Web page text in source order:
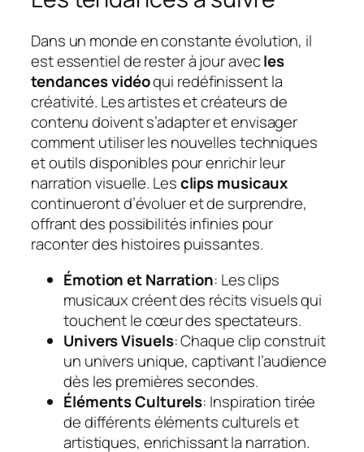
Dans un monde en constante évolution, il
est essentiel de rester à jour avecles
tendances vidéoqui redéfinissent la
créativité. Les artistes et créateurs de
contenu doivent s’adapter et envisager
comment utiliser les nouvelles techniques
et outils disponibles pour enrichir leur
narration visuelle. Lesclips musicaux
continueront d’évoluer et de surprendre,
offrant des possibilités infinies pour
raconter des histoires puissantes.
Émotion et Narration: Les clips
musicaux créent des récits visuels qui
touchent le cœur des spectateurs.
Univers Visuels: Chaque clip construit
un univers unique, captivant l’audience
dès les premières secondes.
Éléments Culturels: Inspiration tirée
de différents éléments culturels et
artistiques, enrichissant la narration.